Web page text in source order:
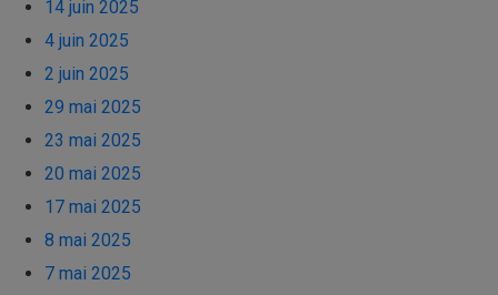
14 juin 2025
4 juin 2025
2 juin 2025
29 mai 2025
23 mai 2025
20 mai 2025
17 mai 2025
8 mai 2025
7 mai 2025